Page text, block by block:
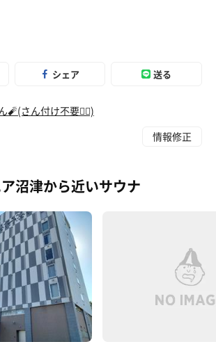
シェア 送る
さん付け不要🐦‍🔥)
情報修正
沼津から近いサウナ